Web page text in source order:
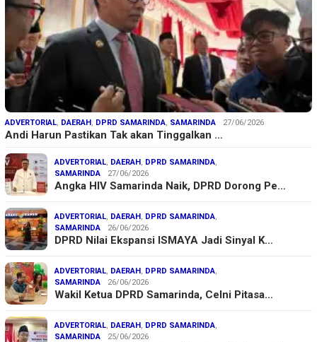
ADVERTORIAL, DAERAH, DPRD SAMARINDA, SAMARINDA 27/06/2026
Andi Harun Pastikan Tak akan Tinggalkan …
ADVERTORIAL, DAERAH, DPRD SAMARINDA,
SAMARINDA
27/06/2026
Angka HIV Samarinda Naik, DPRD Dorong Pe…
ADVERTORIAL, DAERAH, DPRD SAMARINDA,
SAMARINDA
26/06/2026
DPRD Nilai Ekspansi ISMAYA Jadi Sinyal K…
ADVERTORIAL, DAERAH, DPRD SAMARINDA,
SAMARINDA
26/06/2026
Wakil Ketua DPRD Samarinda, Celni Pitasa…
ADVERTORIAL, DAERAH, DPRD SAMARINDA,
SAMARINDA
25/06/2026